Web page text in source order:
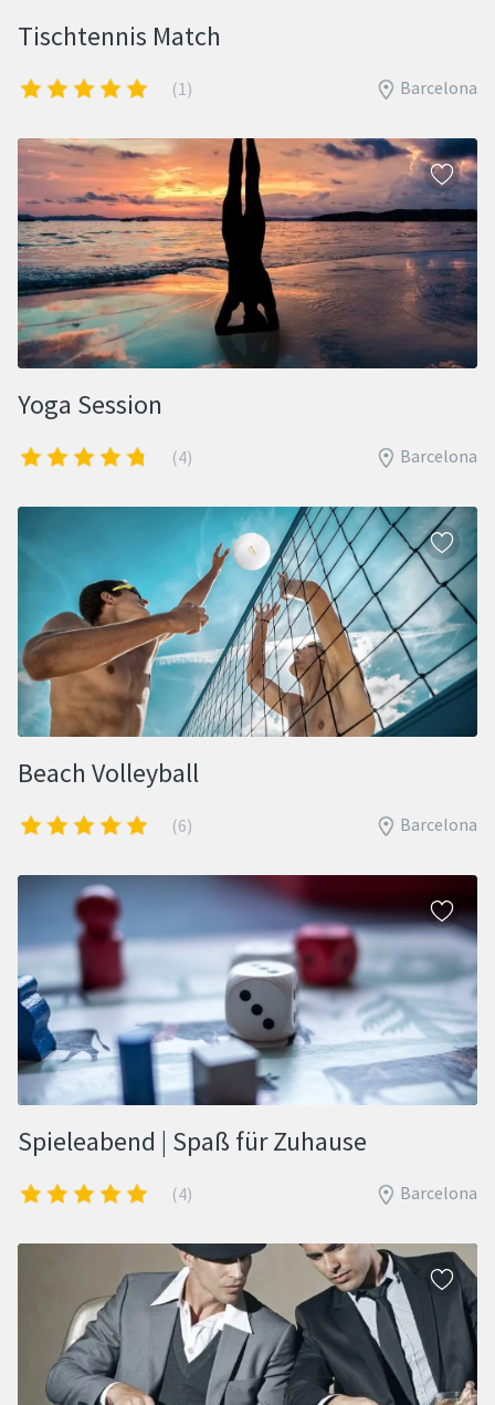
Tischtennis Match
(1) Barcelona
Yoga Session
(4) Barcelona
Beach Volleyball
(6) Barcelona
Spieleabend | Spaß für Zuhause
(4) Barcelona